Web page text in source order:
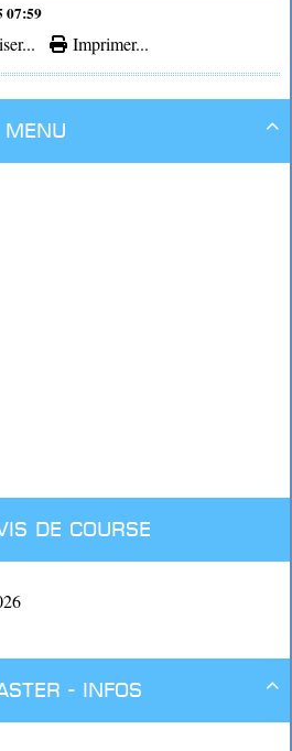

Menu
de course

- Infos
07:59
Imprimer...